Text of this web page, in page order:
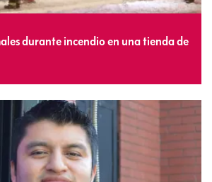
durante incendio en una tienda de